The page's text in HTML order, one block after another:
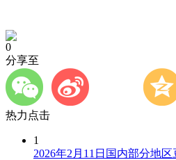
0
分享至
热力点击
1
2026年2月11日国内部分地区